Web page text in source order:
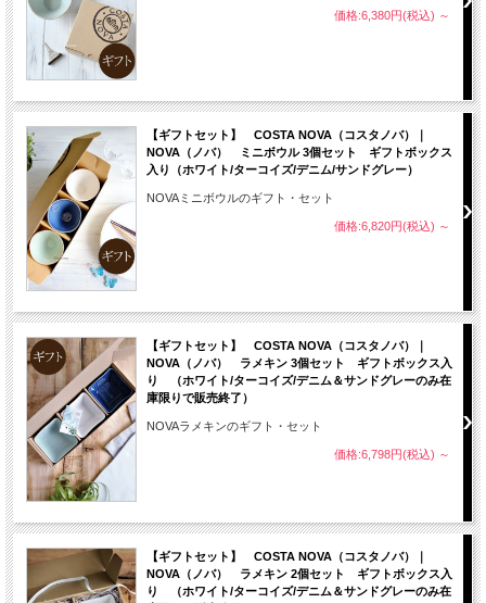
価格:6,380円(税込) ～
【ギフトセット】 COSTA NOVA（コスタノバ）｜
NOVA（ノバ） ミニボウル 3個セット ギフトボックス
入り（ホワイト/ターコイズ/デニム/サンドグレー）
NOVAミニボウルのギフト・セット
価格:6,820円(税込) ～
【ギフトセット】 COSTA NOVA（コスタノバ）｜
NOVA（ノバ） ラメキン 3個セット ギフトボックス入
り （ホワイト/ターコイズ/デニム＆サンドグレーのみ在
庫限りで販売終了）
NOVAラメキンのギフト・セット
価格:6,798円(税込) ～
【ギフトセット】 COSTA NOVA（コスタノバ）｜
NOVA（ノバ） ラメキン 2個セット ギフトボックス入
り （ホワイト/ターコイズ/デニム＆サンドグレーのみ在